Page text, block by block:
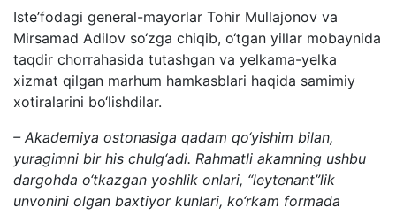
Iste’fodagi general-mayorlar Tohir Mullajonov va
Mirsamad Adilov so‘zga chiqib, o‘tgan yillar mobaynida
taqdir chorrahasida tutashgan va yelkama-yelka
xizmat qilgan marhum hamkasblari haqida samimiy
xotiralarini bo‘lishdilar.
– Akademiya ostonasiga qadam qo‘yishim bilan,
yuragimni bir his chulg‘adi. Rahmatli akamning ushbu
dargohda o‘tkazgan yoshlik onlari, “leytenant”lik
unvonini olgan baxtiyor kunlari, ko‘rkam formada